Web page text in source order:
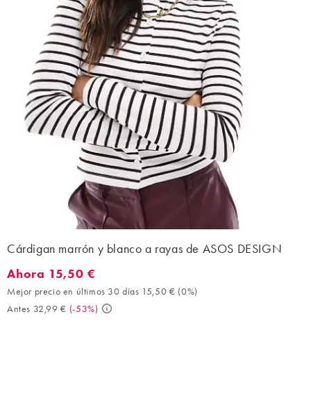
Cárdigan marrón y blanco a rayas de ASOS DESIGN
Ahora 15,50 €. Mejor precio en últimos 30 días 15,50 € (0%).
Ahora 15,50 €
Mejor precio en últimos 30 días 15,50 € (0%)
Antes 32,99 € (-53%)